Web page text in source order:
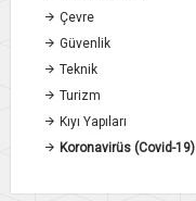
Çevre
Güvenlik
Teknik
Turizm
Kıyı Yapıları
Koronavirüs (Covid-19)